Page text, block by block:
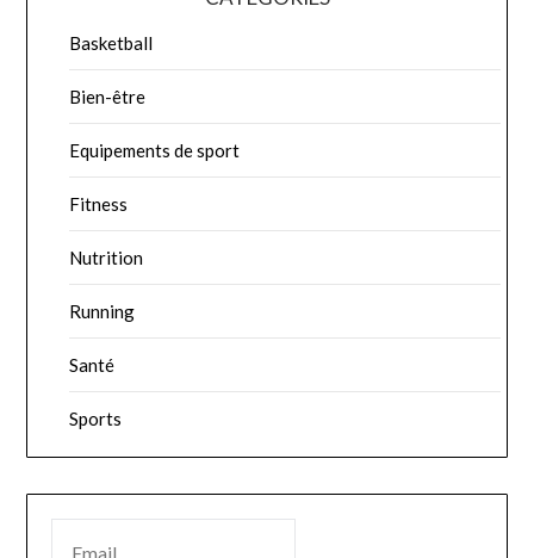
Basketball
Bien-être
Equipements de sport
Fitness
Nutrition
Running
Santé
Sports